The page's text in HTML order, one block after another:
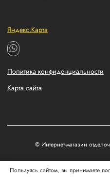
Яндекс.Карта
Политика конфиденциальности
Карта сайта
© Интернет-магазин
Пользуясь сайтом, вы принимаете